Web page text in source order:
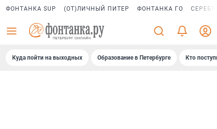
ФОНТАНКА SUP (ОТ)ЛИЧНЫЙ ПИТЕР ФОНТАНКА ГО
Куда пойти на выходных Образование в Петербурге Кто